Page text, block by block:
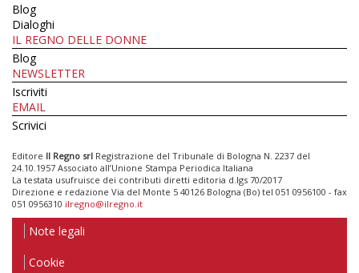
Blog
Dialoghi
IL REGNO DELLE DONNE
Blog
NEWSLETTER
Iscriviti
EMAIL
Scrivici
Editore Il Regno srl Registrazione del Tribunale di Bologna N. 2237 del
24.10.1957 Associato all’Unione Stampa Periodica Italiana
La testata usufruisce dei contributi diretti editoria d.lgs 70/2017
Direzione e redazione Via del Monte 5 40126 Bologna (Bo) tel 051 0956100 - fax
051 0956310 ilregno@ilregno.it
Note legali
Cookie